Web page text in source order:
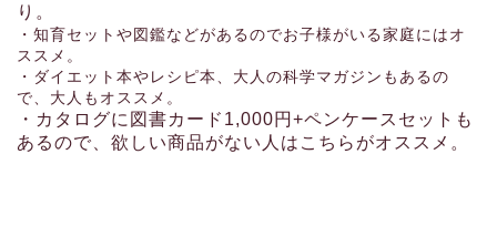
り。
・知育セットや図鑑などがあるのでお子様がいる家庭にはオ
ススメ。
・ダイエット本やレシピ本、大人の科学マガジンもあるの
で、大人もオススメ。
・カタログに図書カード1,000円+ペンケースセットも
あるので、欲しい商品がない人はこちらがオススメ。